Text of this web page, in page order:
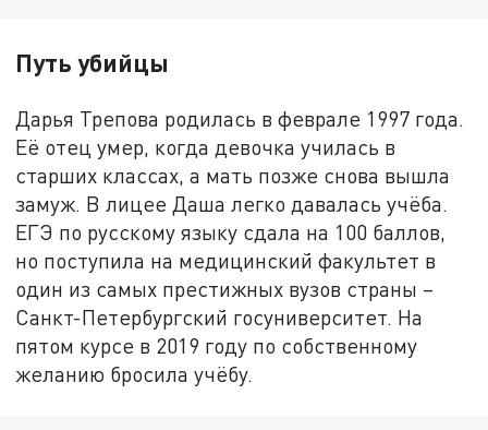
Путь убийцы
Дарья Трепова родилась в феврале 1997 года.
Её отец умер, когда девочка училась в
старших классах, а мать позже снова вышла
замуж. В лицее Даша легко давалась учёба.
ЕГЭ по русскому языку сдала на 100 баллов,
но поступила на медицинский факультет в
один из самых престижных вузов страны –
Санкт-Петербургский госуниверситет. На
пятом курсе в 2019 году по собственному
желанию бросила учёбу.